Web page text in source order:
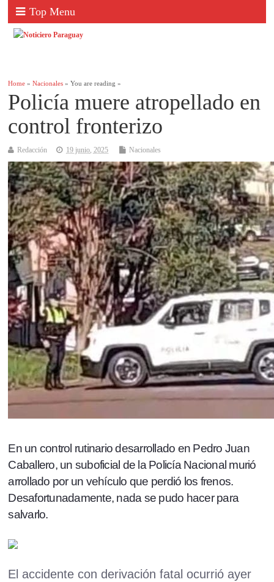
Top Menu
Home »Nacionales » You are reading »
Policía muere atropellado en
control fronterizo
Redacción 19 junio, 2025 Nacionales
En un control rutinario desarrollado en Pedro Juan
Caballero, un suboficial de la Policía Nacional murió
arrollado por un vehículo que perdió los frenos.
Desafortunadamente, nada se pudo hacer para
salvarlo.
El accidente con derivación fatal ocurrió ayer